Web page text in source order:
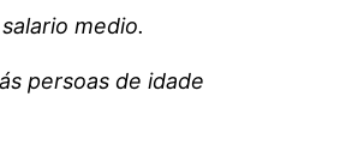
medio.
persoas de idade